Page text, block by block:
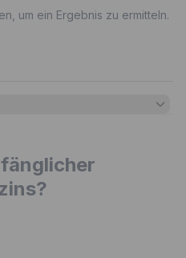
um ein Ergebnis zu ermitteln.